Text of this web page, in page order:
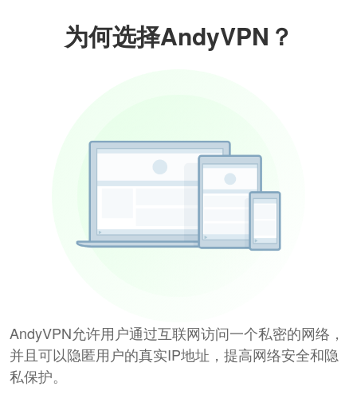
为何选择AndyVPN？
AndyVPN允许用户通过互联网访问一个私密的网络，
并且可以隐匿用户的真实IP地址，提高网络安全和隐
私保护。